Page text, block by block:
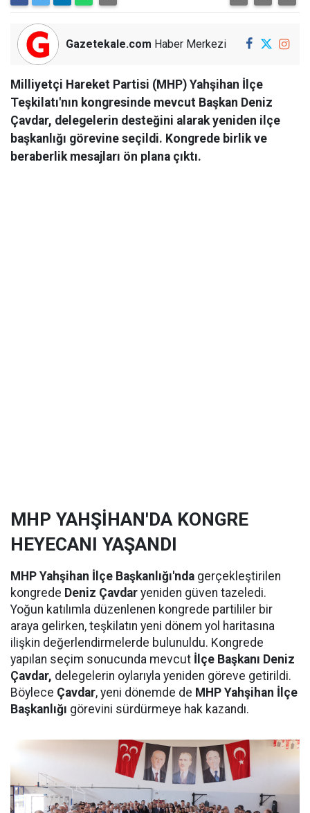
Gazetekale.com Haber Merkezi
Milliyetçi Hareket Partisi (MHP) Yahşihan İlçe
Teşkilatı'nın kongresinde mevcut Başkan Deniz
Çavdar, delegelerin desteğini alarak yeniden ilçe
başkanlığı görevine seçildi. Kongrede birlik ve
beraberlik mesajları ön plana çıktı.
MHP YAHŞİHAN'DA KONGRE
HEYECANI YAŞANDI
MHP Yahşihan İlçe Başkanlığı'nda gerçekleştirilen
kongrede Deniz Çavdar yeniden güven tazeledi.
Yoğun katılımla düzenlenen kongrede partililer bir
araya gelirken, teşkilatın yeni dönem yol haritasına
ilişkin değerlendirmelerde bulunuldu. Kongrede
yapılan seçim sonucunda mevcut İlçe Başkanı Deniz
Çavdar, delegelerin oylarıyla yeniden göreve getirildi.
Böylece Çavdar, yeni dönemde de MHP Yahşihan İlçe
Başkanlığı görevini sürdürmeye hak kazandı.